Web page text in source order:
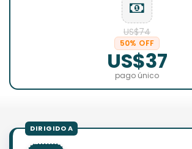
US$74
50% OFF
US$37
pago único